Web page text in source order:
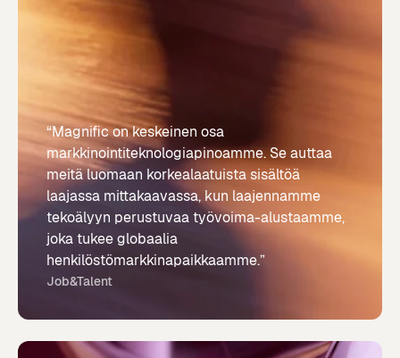
“Magnific on keskeinen osa
markkinointiteknologiapinoamme. Se auttaa
meitä luomaan korkealaatuista sisältöä
laajassa mittakaavassa, kun laajennamme
tekoälyyn perustuvaa työvoima-alustaamme,
joka tukee globaalia
henkilöstömarkkinapaikkaamme.”
Job&Talent